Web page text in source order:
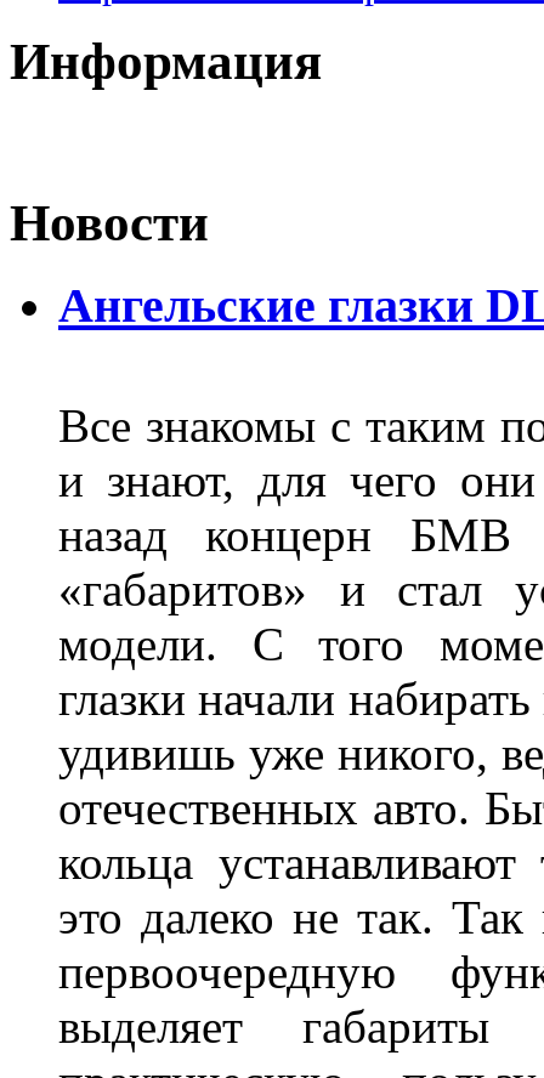
Информация
Новости
Ангельские глазки
Все знакомы с таким
и знают, для чего
назад концерн БМВ
«габаритов» и стал
модели. С того
глазки начали
удивишь уже никого,
отечественных авто.
кольца
это далеко не так. Так
первоочередную
выделяет